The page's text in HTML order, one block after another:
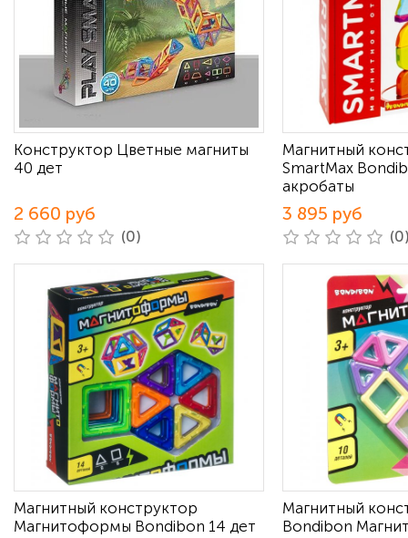
Конструктор Цветные магниты
40 дет
2 660 руб
(0)
Магнитный
SmartMax
акробаты
3 895 руб
Магнитный конструктор
Магнитоформы Bondibon 14 дет
Магнитный
Bondibon